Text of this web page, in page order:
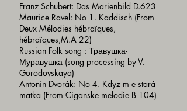
Franz Schubert: Das Marienbild D.623
Maurice Ravel: No 1. Kaddisch (From
Deux Mélodies hébraïques,
hébraïques,M.A 22)
Russian Folk song : Травушка-
Муравушка (song processing by V.
Gorodovskaya)
Antonín Dvorák: No 4. Kdyz m e stará
matka (From Ciganske melodie B 104)